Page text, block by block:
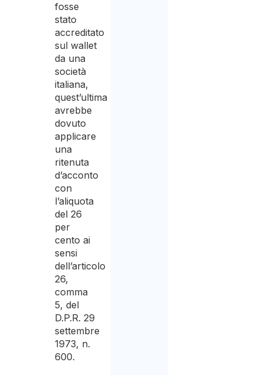
fosse
stato
accreditato
sul wallet
da una
società
italiana,
quest’ultima
avrebbe
dovuto
applicare
una
ritenuta
d’acconto
con
l’aliquota
del 26
per
cento ai
sensi
dell’articolo
26,
comma
5, del
D.P.R. 29
settembre
1973, n.
600.